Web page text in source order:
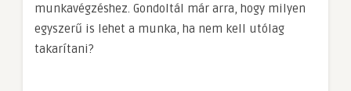
munkavégzéshez. Gondoltál már arra, hogy milyen
egyszerű is lehet a munka, ha nem kell utólag
takarítani?